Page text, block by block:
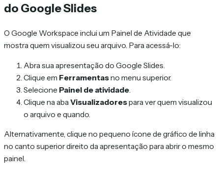
do Google Slides
O Google Workspace inclui um Painel de Atividade que
mostra quem visualizou seu arquivo. Para acessá-lo:
Abra sua apresentação do Google Slides.
Clique em Ferramentasno menu superior.
Selecione Painel de atividade
Clique na aba Visualizadorespara ver quem visualizou
o arquivo e quando.
Alternativamente, clique no pequeno ícone de gráfico de linha
no canto superior direito da apresentação para abrir o mesmo
painel.